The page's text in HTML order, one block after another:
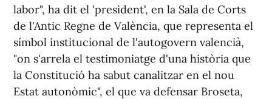
labor", ha dit el 'president', en la Sala de Corts
de l'Antic Regne de València, que representa el
símbol institucional de l'autogovern valencià,
"on s'arrela el testimoniatge d'una història que
la Constitució ha sabut canalitzar en el nou
Estat autonòmic", el que va defensar Broseta,